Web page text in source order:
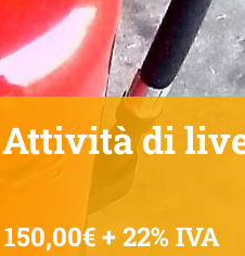
di
150,00€ + 22% IVA